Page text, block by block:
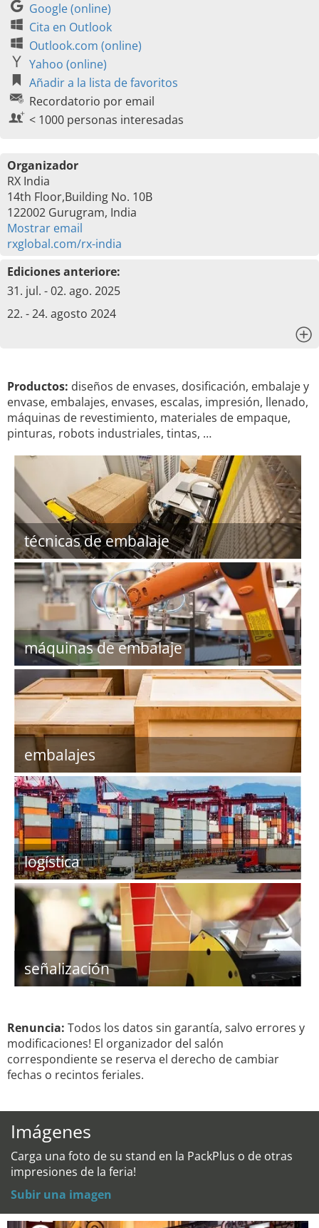
Google (online)
Cita en Outlook
Outlook.com (online)
Yahoo (online)
Añadir a la lista de favoritos
Recordatorio por email
< 1000 personas interesadas
Organizador
RX India
14th Floor,Building No. 10B
122002 Gurugram, India
Mostrar email
rxglobal.com/rx-india
Ediciones anteriore:
31. jul. - 02. ago. 2025
22. - 24. agosto 2024
Productos: diseños de envases, dosificación, embalaje y
envase, embalajes, envases, escalas, impresión, llenado,
máquinas de revestimiento, materiales de empaque,
pinturas, robots industriales, tintas, …
técnicas de embalaje
máquinas de embalaje
embalajes
logística
señalización
Renuncia: Todos los datos sin garantía, salvo errores y
modificaciones! El organizador del salón
correspondiente se reserva el derecho de cambiar
fechas o recintos feriales.
Imágenes
Carga una foto de su stand en la PackPlus o de otras
impresiones de la feria!
Subir una imagen